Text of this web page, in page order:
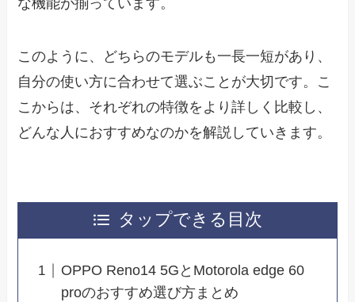
このように、どちらのモデルも一長一短があり、
自分の使い方に合わせて選ぶことが大切です。こ
こからは、それぞれの特徴をより詳しく比較し、
どんな人におすすめなのかを解説していきます。
タップできる目次
OPPO Reno14 5GとMotorola edge 60
proのおすすめ選び方まとめ